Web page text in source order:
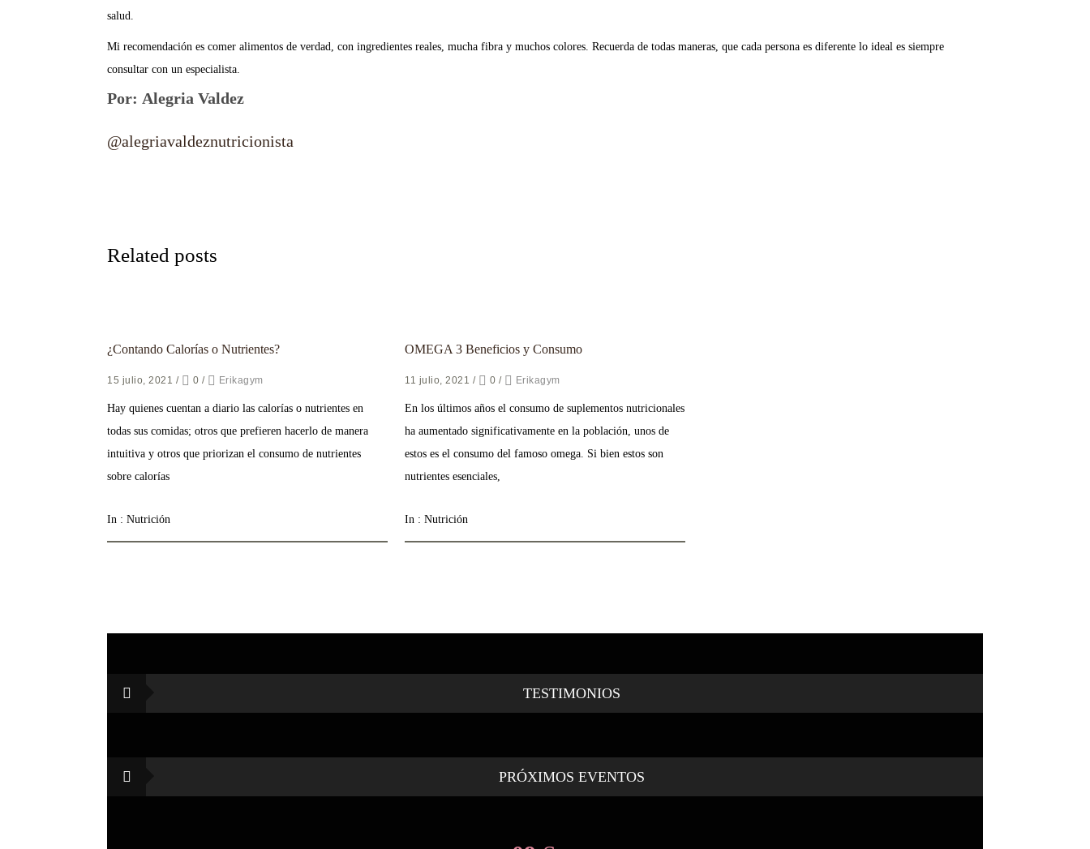
salud.
Mi recomendación es comer alimentos de verdad, con ingredientes reales, mucha fibra y muchos colores. Recuerda de todas maneras, que cada persona es diferente lo ideal es siempre
consultar con un especialista.
Por: Alegria Valdez
@alegriavaldeznutricionista
Related posts
¿Contando Calorías o Nutrientes?
15 julio, 2021 / 0 / Erikagym
Hay quienes cuentan a diario las calorías o nutrientes en
todas sus comidas; otros que prefieren hacerlo de manera
intuitiva y otros que priorizan el consumo de nutrientes
sobre calorías
In : Nutrición
OMEGA 3 Beneficios y Consumo
11 julio, 2021 / 0 / Erikagym
En los últimos años el consumo de suplementos nutricionales
ha aumentado significativamente en la población, unos de
estos es el consumo del famoso omega. Si bien estos son
nutrientes esenciales,
In :Nutrición
TESTIMONIOS
PRÓXIMOS EVENTOS